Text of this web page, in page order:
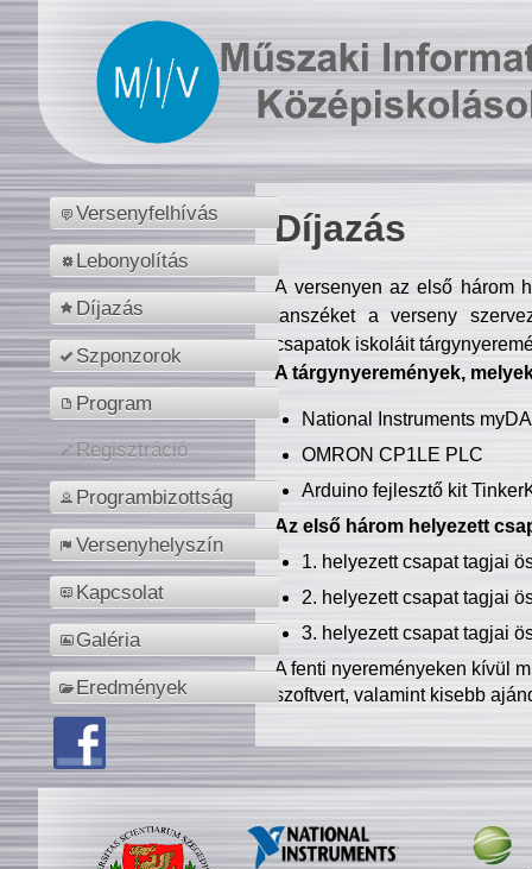
Versenyfelhívás
Lebonyolítás
Díjazás
Szponzorok
Program
Regisztráció
Programbizottság
Versenyhelyszín
Kapcsolat
Galéria
Eredmények
Díjazás
A versenyen az első három
tanszéket a verseny
csapatok iskoláit
A tárgynyeremények,
National Instruments
OMRON CP1LE PLC
Arduino fejlesztő kit
Az első három helyezett
1. helyezett csapat tagjai
2. helyezett csapat tagjai
3. helyezett csapat tagjai
A fenti nyereményeken kívül
szoftvert, valamint kisebb